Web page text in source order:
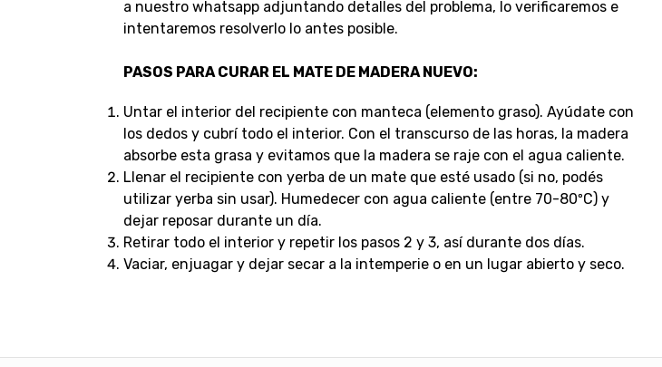
a nuestro whatsapp adjuntando detalles del problema, lo verificaremos e
intentaremos resolverlo lo antes posible.
PASOS PARA CURAR EL MATE DE MADERA NUEVO:
Untar el interior del recipiente con manteca (elemento graso). Ayúdate con
los dedos y cubrí todo el interior. Con el transcurso de las horas, la madera
absorbe esta grasa y evitamos que la madera se raje con el agua caliente.
Llenar el recipiente con yerba de un mate que esté usado (si no, podés
utilizar yerba sin usar). Humedecer con agua caliente (entre 70-80ºC) y
dejar reposar durante un día.
Retirar todo el interior y repetir los pasos 2 y 3, así durante dos días.
Vaciar, enjuagar y dejar secar a la intemperie o en un lugar abierto y seco.